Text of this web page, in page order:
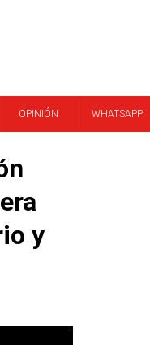
OPINIÓN WHATSAPP
y